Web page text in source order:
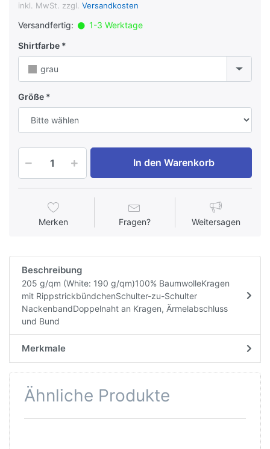
inkl. MwSt. zzgl. Versandkosten
Versandfertig:
1-3 Werktage
Shirtfarbe
grau
Größe
In den Warenkorb
Merken Fragen? Weitersagen
Beschreibung
205 g/qm (White: 190 g/qm)100% BaumwolleKragen
mit RippstrickbündchenSchulter-zu-Schulter
NackenbandDoppelnaht an Kragen, Ärmelabschluss
und Bund
Merkmale
Ähnliche Produkte